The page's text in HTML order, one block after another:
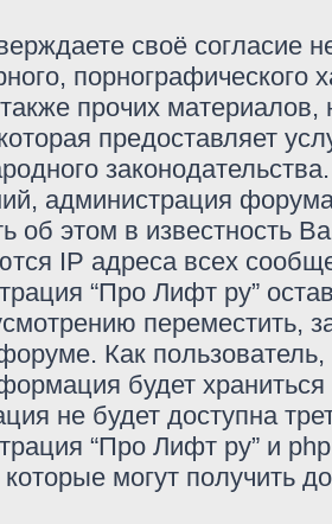
своё согласие
порнографического
прочих
предоставляет
администрация
об этом в известность
IP адреса всех
“Про Лифт ру”
переместить,
Как
будет
не будет доступна
“Про Лифт ру” и
которые могут получить